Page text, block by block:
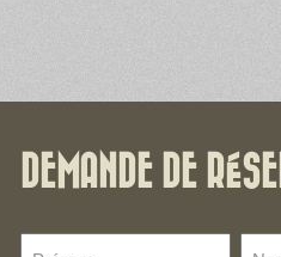
DEMANDE DE